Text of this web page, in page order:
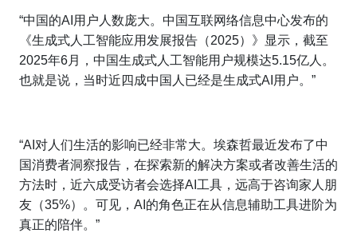
“中国的AI用户人数庞大。中国互联网络信息中心发布的
《生成式人工智能应用发展报告（2025）》显示，截至
2025年6月，中国生成式人工智能用户规模达5.15亿人。
也就是说，当时近四成中国人已经是生成式AI用户。”
“AI对人们生活的影响已经非常大。埃森哲最近发布了中
国消费者洞察报告，在探索新的解决方案或者改善生活的
方法时，近六成受访者会选择AI工具，远高于咨询家人朋
友（35%）。可见，AI的角色正在从信息辅助工具进阶为
真正的陪伴。”